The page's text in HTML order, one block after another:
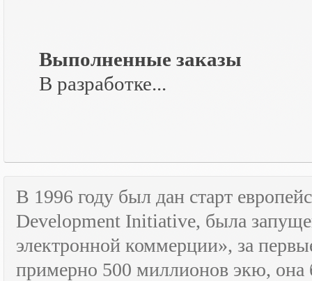
Выполненные заказы
В разработке...
В 1996 году был дан старт
Development Initiative, была
электронной коммерции», за
примерно 500 миллионов экю, она